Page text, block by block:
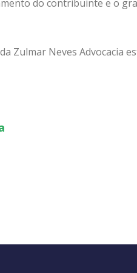
do contribuinte e o
Zulmar Neves Advocacia